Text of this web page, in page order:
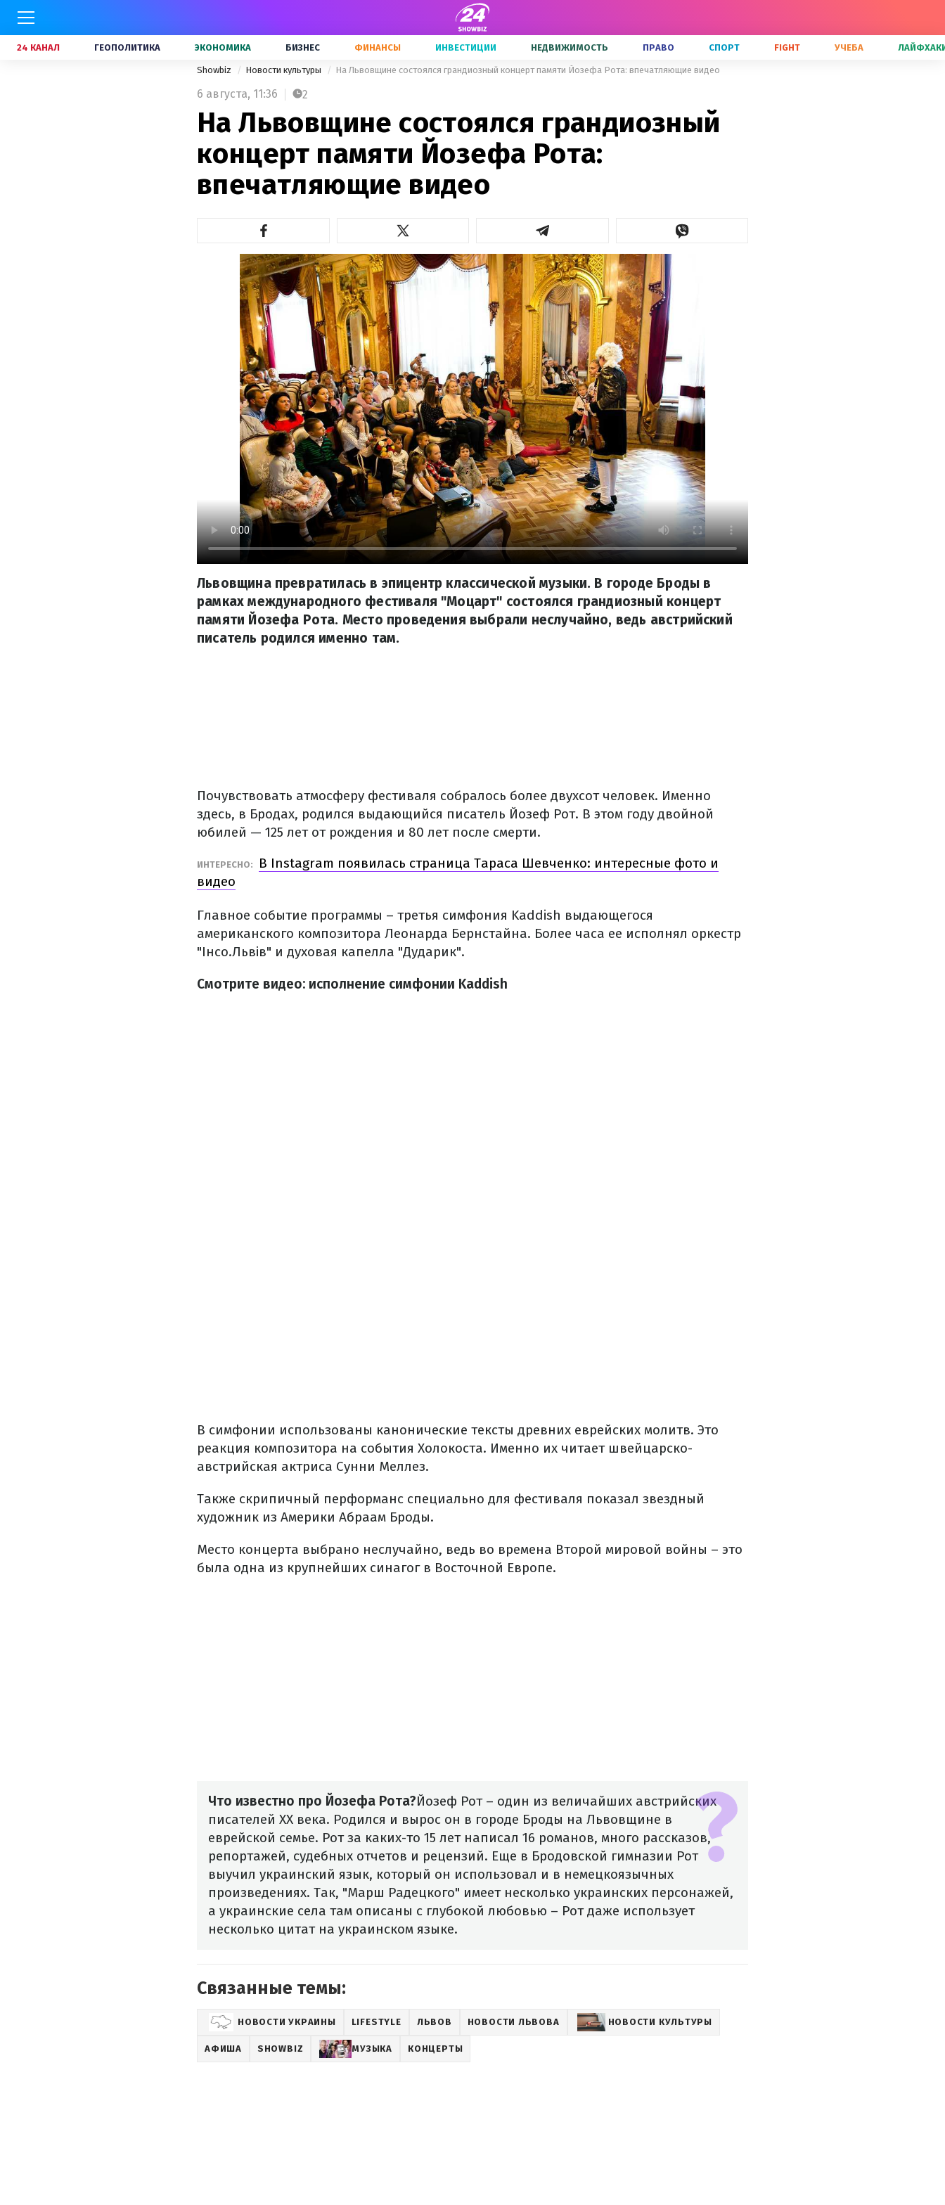
24 КАНАЛ ГЕОПОЛИТИКА ЭКОНОМИКА БИЗНЕС ФИНАНСЫ ИНВЕСТИЦИИ НЕДВИЖИМОСТЬ ПРАВО СПОРТ FIGHT УЧЕБА
Showbiz Новости культуры На Львовщине состоялся грандиозный концерт памяти Йозефа Рота: впечатляющие видео
6 августа, 11:36 2
На Львовщине состоялся грандиозный
концерт памяти Йозефа Рота:
впечатляющие видео
Львовщина превратилась в эпицентр классической музыки. В городе Броды в
рамках международного фестиваля "Моцарт" состоялся грандиозный концерт
памяти Йозефа Рота. Место проведения выбрали неслучайно, ведь австрийский
писатель родился именно там.
Почувствовать атмосферу фестиваля собралось более двухсот человек. Именно
здесь, в Бродах, родился выдающийся писатель Йозеф Рот. В этом году двойной
юбилей — 125 лет от рождения и 80 лет после смерти.
ИНТЕРЕСНО:
В Instagram появилась страница Тараса Шевченко: интересные фото и
видео
Главное событие программы – третья симфония Kaddish выдающегося
американского композитора Леонарда Бернстайна. Более часа ее исполнял оркестр
"Інсо.Львів" и духовая капелла "Дударик".
Смотрите видео: исполнение симфонии Kaddish
В симфонии использованы канонические тексты древних еврейских молитв. Это
реакция композитора на события Холокоста. Именно их читает швейцарско-
австрийская актриса Сунни Меллез.
Также скрипичный перформанс специально для фестиваля показал звездный
художник из Америки Абраам Броды.
Место концерта выбрано неслучайно, ведь во времена Второй мировой войны – это
была одна из крупнейших синагог в Восточной Европе.
Что известно про Йозефа Рота?Йозеф Рот – один из величайших австрийских
писателей XX века. Родился и вырос он в городе Броды на Львовщине в
еврейской семье. Рот за каких-то 15 лет написал 16 романов, много рассказов,
репортажей, судебных отчетов и рецензий. Еще в Бродовской гимназии Рот
выучил украинский язык, который он использовал и в немецкоязычных
произведениях. Так, "Марш Радецкого" имеет несколько украинских персонажей,
а украинские села там описаны с глубокой любовью – Рот даже использует
несколько цитат на украинском языке.
Связанные темы:
НОВОСТИ УКРАИНЫ LIFESTYLE ЛЬВОВ НОВОСТИ ЛЬВОВА НОВОСТИ КУЛЬТУРЫ
АФИША SHOWBIZ МУЗЫКА КОНЦЕРТЫ